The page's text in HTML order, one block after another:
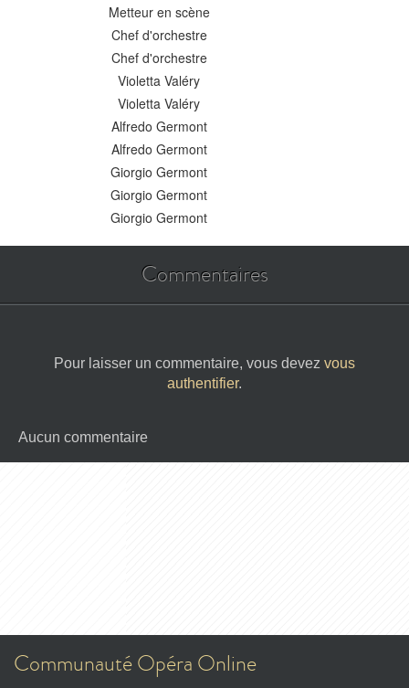
Metteur en scène
Chef d'orchestre
Chef d'orchestre
Violetta Valéry
Violetta Valéry
Alfredo Germont
Alfredo Germont
Giorgio Germont
Giorgio Germont
Giorgio Germont
Commentaires
Pour laisser un commentaire, vous devez vous
authentifier.
Aucun commentaire
Communauté Opéra Online